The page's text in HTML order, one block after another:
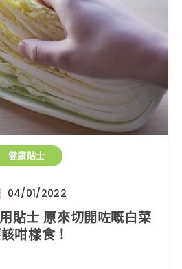
健康貼士
04/01/2022
貼士 原來切開咗嘅白菜
咁樣食！